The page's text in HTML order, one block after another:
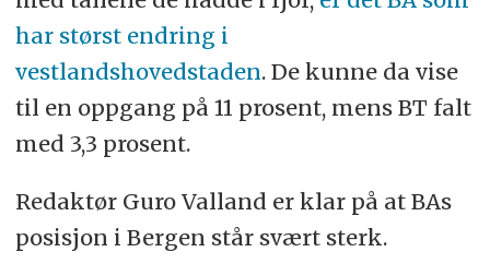
har størst endring i
vestlandshovedstaden. De kunne da vise
til en oppgang på 11 prosent, mens BT falt
med 3,3 prosent.
Redaktør Guro Valland er klar på at BAs
posisjon i Bergen står svært sterk.